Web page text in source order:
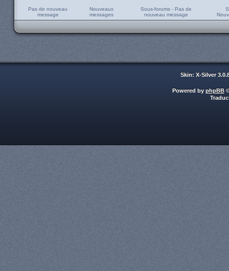
Pas de nouveau
message
Nouveaux
messages
Sous-forums - Pas de
nouveau message
Skin: X-Silver
Powered by phpBB©